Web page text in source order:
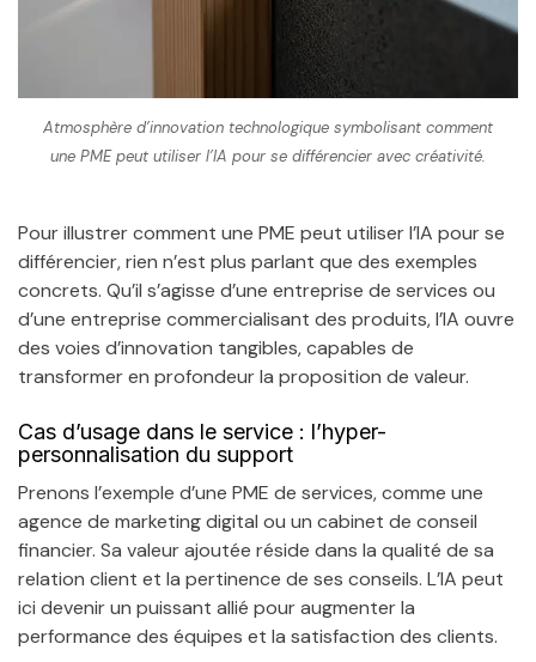
Atmosphère d’innovation technologique symbolisant comment
une PME peut utiliser l’IA pour se différencier avec créativité.
Pour illustrer comment une PME peut utiliser l’IA pour se
différencier, rien n’est plus parlant que des exemples
concrets. Qu’il s’agisse d’une entreprise de services ou
d’une entreprise commercialisant des produits, l’IA ouvre
des voies d’innovation tangibles, capables de
transformer en profondeur la proposition de valeur.
Cas d’usage dans le service : l’hyper-
personnalisation du support
Prenons l’exemple d’une PME de services, comme une
agence de marketing digital ou un cabinet de conseil
financier. Sa valeur ajoutée réside dans la qualité de sa
relation client et la pertinence de ses conseils. L’IA peut
ici devenir un puissant allié pour augmenter la
performance des équipes et la satisfaction des clients.